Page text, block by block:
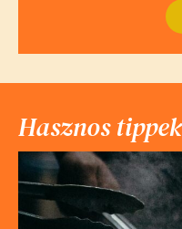
Hasznos tippek